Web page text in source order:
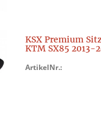
KSX Premium
KTM SX85 2013-
ArtikelNr.: